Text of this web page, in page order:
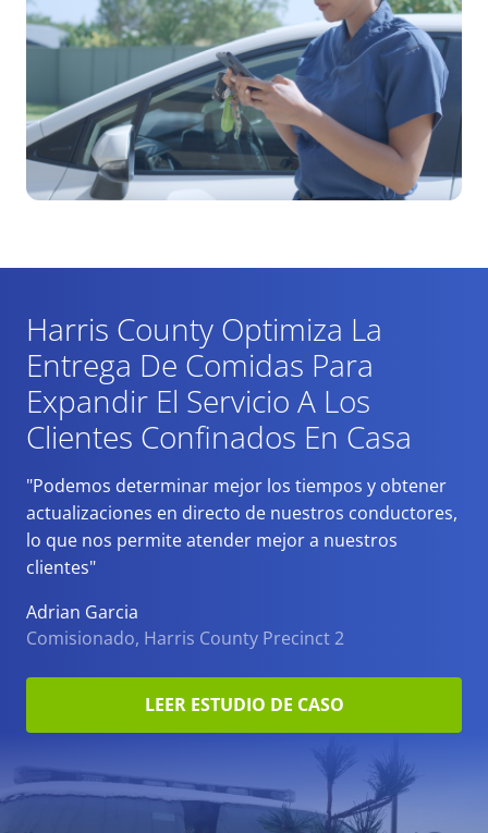
Harris County Optimiza La
Entrega De Comidas Para
Expandir El Servicio A Los
Clientes Confinados En Casa
"Podemos determinar mejor los tiempos y obtener
actualizaciones en directo de nuestros conductores,
lo que nos permite atender mejor a nuestros
clientes"
Adrian Garcia
Comisionado, Harris County Precinct 2
LEER ESTUDIO DE CASO